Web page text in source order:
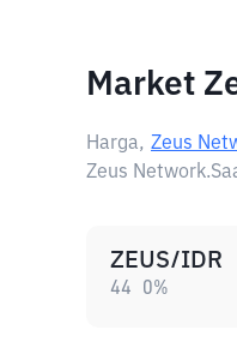
Market
Harga, Zeus
Zeus Network.
ZEUS/IDR
44 0%